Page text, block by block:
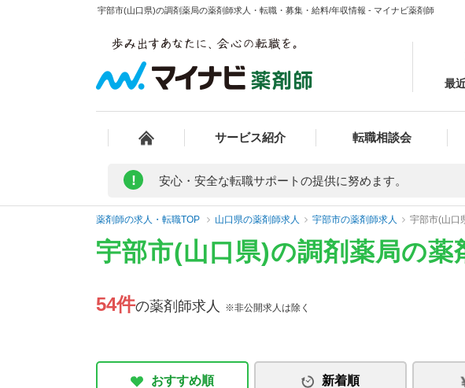
宇部市(山口県)の調剤薬局の薬剤師求人・転職・募集・給料/年収情報 - マイナビ薬剤師
最
サービス紹介 転職相談会
! 安心・安全な転職サポートの提供に努めます。
薬剤師の求人・転職TOP 山口県の薬剤師求人 宇部市の薬剤師求人 宇部市(山口
宇部市(山口県)の調剤薬局の薬
54件の薬剤師求人 ※非公開求人は除く
おすすめ順 新着順